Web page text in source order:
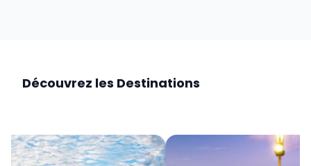
Découvrez les Destinations